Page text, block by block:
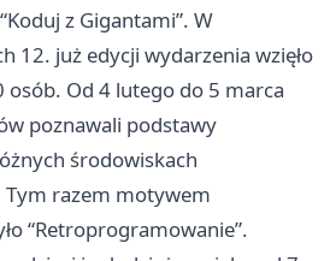
z Gigantami”. W
12. już edycji wydarzenia wzięło
osób. Od 4 lutego do 5 marca
poznawali podstawy
środowiskach
razem motywem
“Retroprogramowanie”.